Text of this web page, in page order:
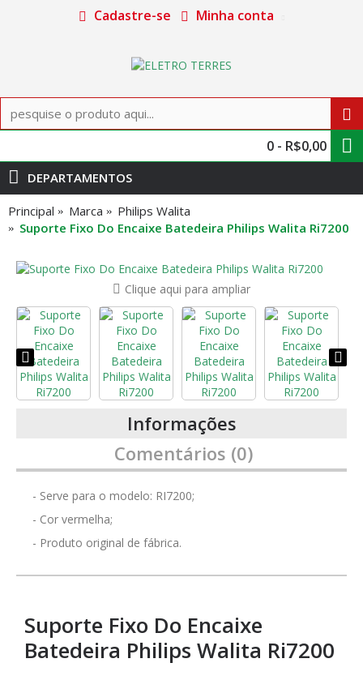
Cadastre-se Minha conta
0 - R$0,00
DEPARTAMENTOS
Principal Marca
Philips Walita
Suporte Fixo Do Encaixe Batedeira Philips Walita Ri7200
Clique aqui para ampliar
Informações
Comentários (0)
- Serve para o modelo: RI7200;
- Cor vermelha;
- Produto original de fábrica.
Suporte Fixo Do Encaixe
Batedeira Philips Walita Ri7200